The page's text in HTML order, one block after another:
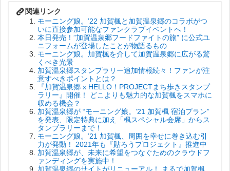
モーニング娘。’22 加賀楓と加賀温泉郷のコラボがつ
いに直接参加可能なファンクラブイベントへ！
本日発売！”加賀温泉郷フードファイトの旅” に公式ユ
ニフォームが登場したことが物語るもの
モーニング娘。加賀楓を介して加賀温泉郷に広がる驚
くべき光景
加賀温泉郷スタンプラリー追加情報続々！ファンが注
意すべきポイントとは？
『加賀温泉郷 x HELLO！PROJECTまち歩きスタンプ
ラリー』開催！ どこよりも魅力的な加賀楓をスマホに
収める機会？
加賀温泉郷が “モーニング娘。’21 加賀楓 宿泊プラン”
を発表、限定特典に加え「楓スペシャル会席」からス
タンプラリーまで！
モーニング娘。’21 加賀楓、周囲を幸せに巻き込む引
力が発動！ 2021年も『貼ろうプロジェクト』推進中
加賀温泉郷が、未来に希望をつなぐためのクラウドフ
ァンディングを実施中！
加賀温泉郷のサイトがリニューアル！ まるで加賀楓